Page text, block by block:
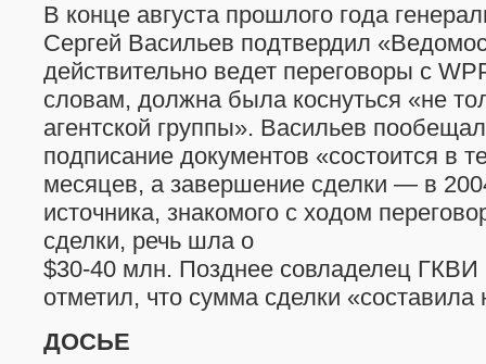
В конце августа прошлого года
Сергей Васильев подтвердил
действительно ведет переговоры с
словам, должна была коснуться «не
агентской группы». Васильев пообещал
подписание документов «состоится в
месяцев, а завершение сделки — в
источника, знакомого с ходом
сделки, речь шла о
$30-40 млн. Позднее совладелец
отметил, что сумма сделки
ДОСЬЕ